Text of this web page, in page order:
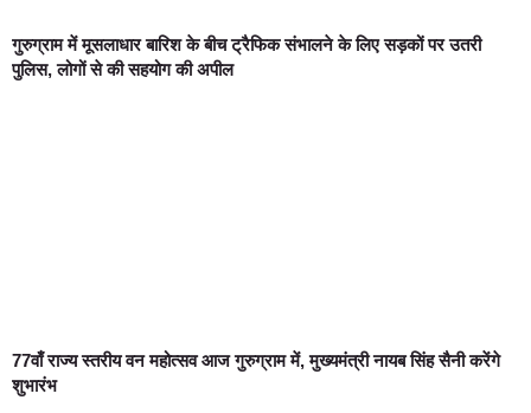
गुरुग्राम में मूसलाधार बारिश के बीच ट्रैफिक संभालने के लिए सड़कों पर उतरी
पुलिस, लोगों से की सहयोग की अपील
77वाँ राज्य स्तरीय वन महोत्सव आज गुरुग्राम में, मुख्यमंत्री नायब सिंह सैनी करेंगे
शुभारंभ